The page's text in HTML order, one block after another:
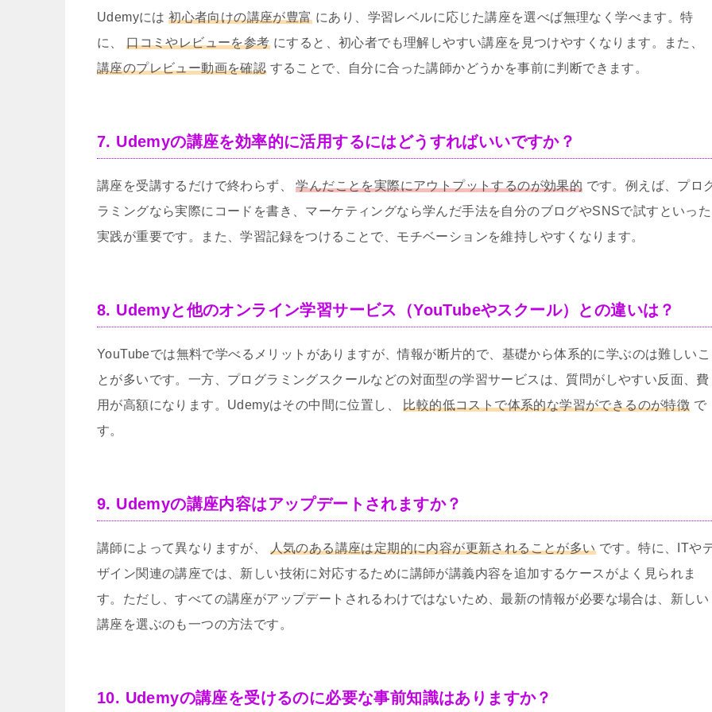
Udemyには初心者向けの講座が豊富にあり、学習レベルに応じた講座を選べば無理なく学べます。特
に、口コミやレビューを参考にすると、初心者でも理解しやすい講座を見つけやすくなります。また、
講座のプレビュー動画を確認 することで、自分に合った講師かどうかを事前に判断できます。
7. Udemyの講座を効率的に活用するにはどうすればいいですか？
講座を受講するだけで終わらず、学んだことを実際にアウトプットするのが効果的 です。例えば、プロ
ラミングなら実際にコードを書き、マーケティングなら学んだ手法を自分のブログやSNSで試すといった
実践が重要です。また、学習記録をつけることで、モチベーションを維持しやすくなります。
8. Udemyと他のオンライン学習サービス（YouTubeやスクール）との違いは？
YouTubeでは無料で学べるメリットがありますが、情報が断片的で、基礎から体系的に学ぶのは難しいこ
とが多いです。一方、プログラミングスクールなどの対面型の学習サービスは、質問がしやすい反面、費
用が高額になります。Udemyはその中間に位置し、比較的低コストで体系的な学習ができるのが特徴 で
す。
9. Udemyの講座内容はアップデートされますか？
講師によって異なりますが、 人気のある講座は定期的に内容が更新されることが多いです。特に、ITや
ザイン関連の講座では、新しい技術に対応するために講師が講義内容を追加するケースがよく見られま
す。ただし、すべての講座がアップデートされるわけではないため、最新の情報が必要な場合は、新しい
講座を選ぶのも一つの方法です。
10. Udemyの講座を受けるのに必要な事前知識はありますか？